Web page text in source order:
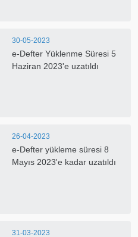
30-05-2023
e-Defter Yüklenme Süresi 5
Haziran 2023'e uzatıldı
26-04-2023
e-Defter yükleme süresi 8
Mayıs 2023'e kadar uzatıldı
31-03-2023